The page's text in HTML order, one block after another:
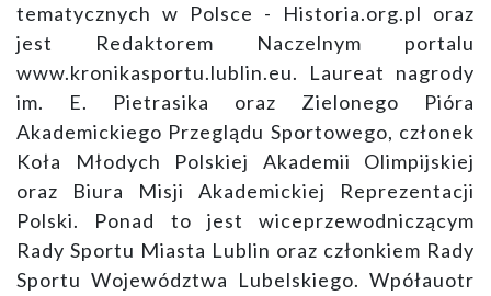
tematycznych w Polsce - Historia.org.pl oraz
jest Redaktorem Naczelnym portalu
www.kronikasportu.lublin.eu. Laureat nagrody
im. E. Pietrasika oraz Zielonego Pióra
Akademickiego Przeglądu Sportowego, członek
Koła Młodych Polskiej Akademii Olimpijskiej
oraz Biura Misji Akademickiej Reprezentacji
Polski. Ponad to jest wiceprzewodniczącym
Rady Sportu Miasta Lublin oraz członkiem Rady
Sportu Województwa Lubelskiego. Wpółauotr